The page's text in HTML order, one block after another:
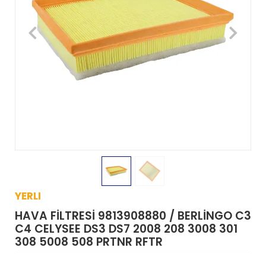
YERLI
HAVA FİLTRESİ 9813908880 / BERLİNGO C3
C4 CELYSEE DS3 DS7 2008 208 3008 301
308 5008 508 PRTNR RFTR